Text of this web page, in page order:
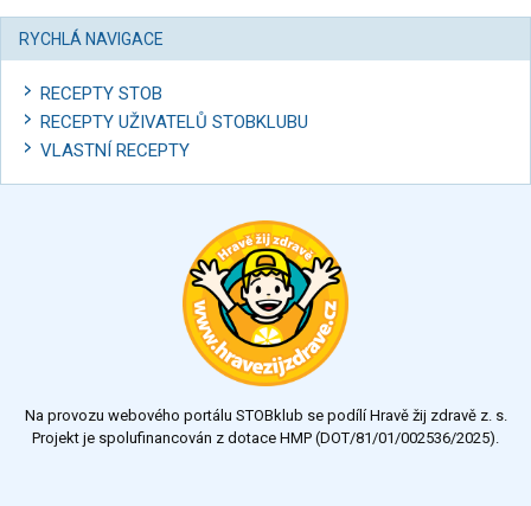
RYCHLÁ NAVIGACE
RECEPTY STOB
RECEPTY UŽIVATELŮ STOBKLUBU
VLASTNÍ RECEPTY
Na provozu webového portálu STOBklub se podílí Hravě žij zdravě z. s.
Projekt je spolufinancován z dotace HMP (DOT/81/01/002536/2025).